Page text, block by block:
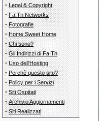
· Legal & Copyright
· FaITh Networks
· Fotografie
· Home Sweet Home
· Chi sono?
· Gli Indirizzi di FaITh
· Uso dell'Hosting
· Perchè questo sito?
· Policy per i Servizi
· Siti Ospitati
· Archivio Aggiornamenti
· Siti Realizzati